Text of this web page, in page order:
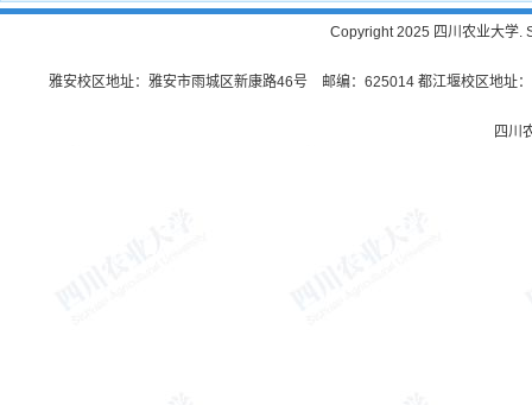
Copyright 2025 四川农业大学.
雅安校区地址：雅安市雨城区新康路46号 邮编：625014 都江堰校区地址
四川